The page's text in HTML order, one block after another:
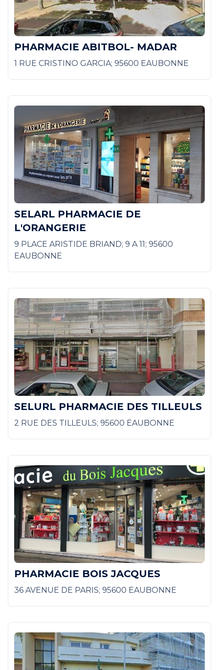
PHARMACIE ABITBOL- MADAR
1 RUE CRISTINO GARCIA; 95600 EAUBONNE
SELARL PHARMACIE DE
L'ORANGERIE
9 PLACE ARISTIDE BRIAND; 9 A 11; 95600
EAUBONNE
SELURL PHARMACIE DES TILLEULS
2 RUE DES TILLEULS; 95600 EAUBONNE
PHARMACIE BOIS JACQUES
36 AVENUE DE PARIS; 95600 EAUBONNE